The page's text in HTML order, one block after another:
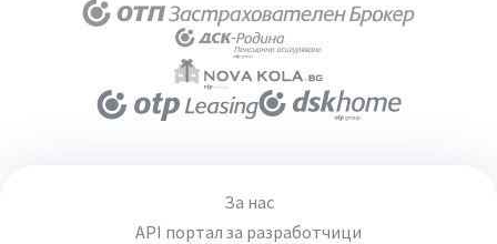
За нас
API портал за разработчици